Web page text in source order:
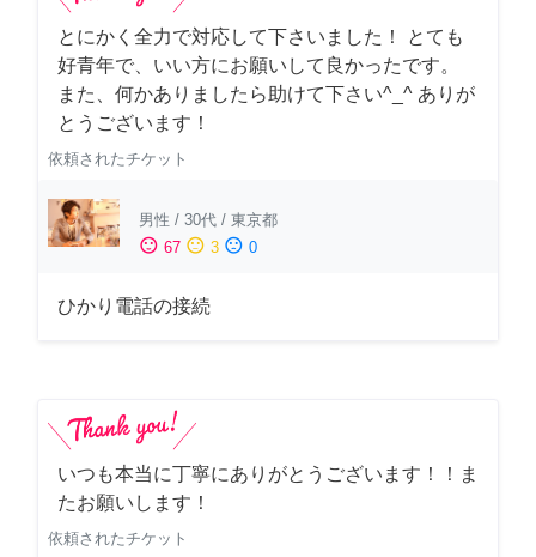
とにかく全力で対応して下さいました！ とても
好青年で、いい方にお願いして良かったです。
また、何かありましたら助けて下さい^_^ ありが
とうございます！
依頼されたチケット
男性 / 30代 / 東京都
sentiment_satisfied 67 sentiment_neutral 3 sentiment_dissatisfied 0
ひかり電話の接続
いつも本当に丁寧にありがとうございます！！ま
たお願いします！
依頼されたチケット